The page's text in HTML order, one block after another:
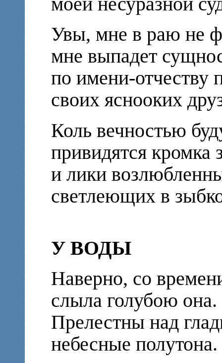
Увы, мне в раю не
мне выпадет
по имени-отчеству
своих яснооких
Коль вечностью
привидятся кромка
и лики
светлеющих в
У ВОДЫ
Наверно, со
слыла голубою она.
Прелестны над
небесные полутона.